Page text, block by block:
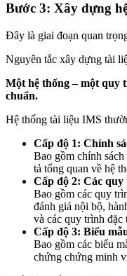
Bước 3: Xây dựng
Đây là giai đoạn quan
Nguyên tắc xây dựng tài
Một hệ thống – một quy
chuẩn.
Hệ thống tài liệu IMS
Cấp độ 1: Chính
Bao gồm chính
tả tổng quan về hệ
Cấp độ 2: Các
Bao gồm các quy
đánh giá nội bộ,
và các quy trình đặc
Cấp độ 3: Biểu
Bao gồm các biểu
chứng chứng minh